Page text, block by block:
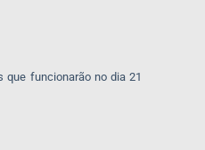
que funcionarão no dia 21